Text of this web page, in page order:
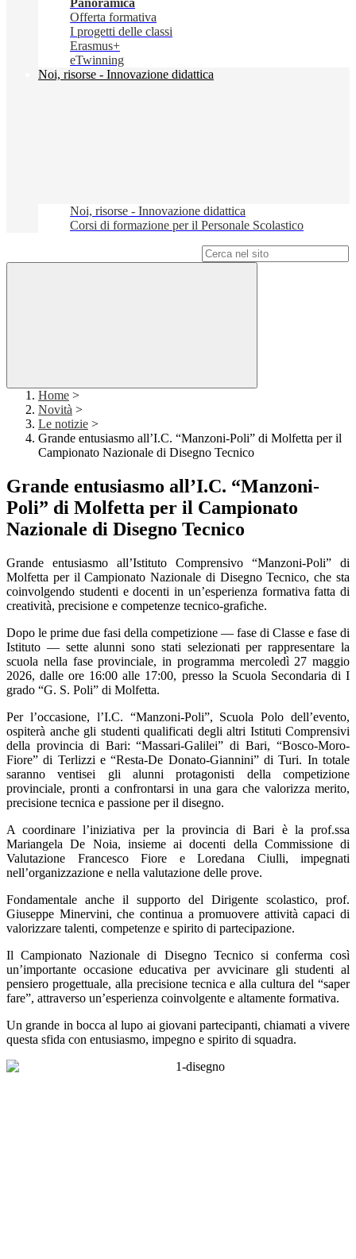
Panoramica
Offerta formativa
I progetti delle classi
Erasmus+
eTwinning
Noi, risorse - Innovazione didattica
Noi, risorse - Innovazione didattica
Corsi di formazione per il Personale Scolastico
Home >
Novità >
Le notizie >
Grande entusiasmo all’I.C. “Manzoni-Poli” di Molfetta per il
Campionato Nazionale di Disegno Tecnico
Grande entusiasmo all’I.C. “Manzoni-
Poli” di Molfetta per il Campionato
Nazionale di Disegno Tecnico
Grande entusiasmo all’Istituto Comprensivo “Manzoni-Poli” di
Molfetta per il Campionato Nazionale di Disegno Tecnico, che sta
coinvolgendo studenti e docenti in un’esperienza formativa fatta di
creatività, precisione e competenze tecnico-grafiche.
Dopo le prime due fasi della competizione — fase di Classe e fase di
Istituto — sette alunni sono stati selezionati per rappresentare la
scuola nella fase provinciale, in programma mercoledì 27 maggio
2026, dalle ore 16:00 alle 17:00, presso la Scuola Secondaria di I
grado “G. S. Poli” di Molfetta.
Per l’occasione, l’I.C. “Manzoni-Poli”, Scuola Polo dell’evento,
ospiterà anche gli studenti qualificati degli altri Istituti Comprensivi
della provincia di Bari: “Massari-Galilei” di Bari, “Bosco-Moro-
Fiore” di Terlizzi e “Resta-De Donato-Giannini” di Turi. In totale
saranno ventisei gli alunni protagonisti della competizione
provinciale, pronti a confrontarsi in una gara che valorizza merito,
precisione tecnica e passione per il disegno.
A coordinare l’iniziativa per la provincia di Bari è la prof.ssa
Mariangela De Noia, insieme ai docenti della Commissione di
Valutazione Francesco Fiore e Loredana Ciulli, impegnati
nell’organizzazione e nella valutazione delle prove.
Fondamentale anche il supporto del Dirigente scolastico, prof.
Giuseppe Minervini, che continua a promuovere attività capaci di
valorizzare talenti, competenze e spirito di partecipazione.
Il Campionato Nazionale di Disegno Tecnico si conferma così
un’importante occasione educativa per avvicinare gli studenti al
pensiero progettuale, alla precisione tecnica e alla cultura del “saper
fare”, attraverso un’esperienza coinvolgente e altamente formativa.
Un grande in bocca al lupo ai giovani partecipanti, chiamati a vivere
questa sfida con entusiasmo, impegno e spirito di squadra.